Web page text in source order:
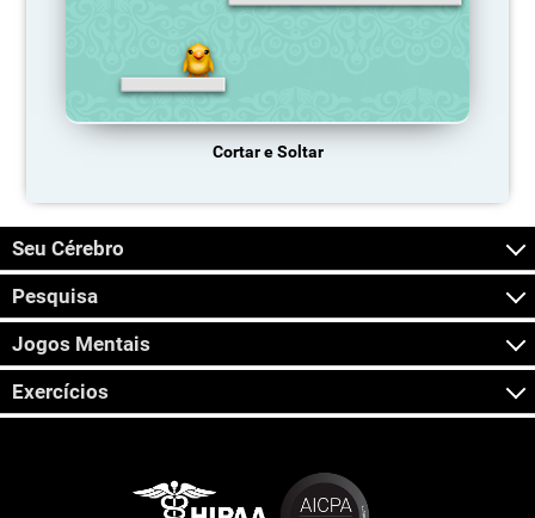
Cortar e Soltar
Seu Cérebro
Pesquisa
Jogos Mentais
Exercícios